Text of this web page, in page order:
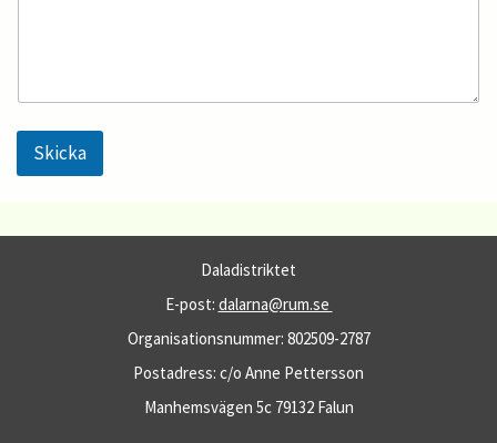
Skicka
Daladistriktet
E-post: dalarna@rum.se
Organisationsnummer: 802509-2787
Postadress: c/o Anne Pettersson
Manhemsvägen 5c 79132 Falun